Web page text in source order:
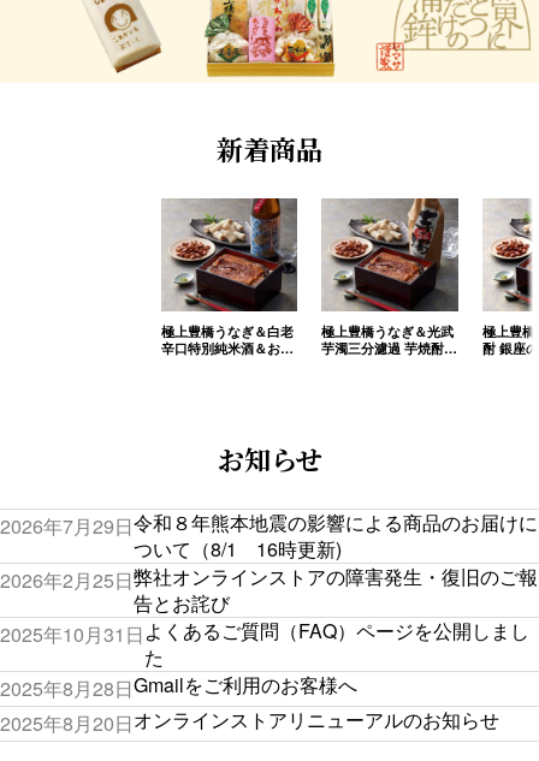
新着商品
極上豊橋うなぎ＆白老
辛口特別純米酒＆おつ
極上豊橋うなぎ＆光武
芋濁三分濾過 芋焼酎＆
極上豊
酎 銀座
お知らせ
2026年7月29日令和８年熊本地震の影響による商品のお届けに
ついて（8/1 16時更新)
2026年2月25日弊社オンラインストアの障害発生・復旧のご報
告とお詫び
2025年10月31日 よくあるご質問（FAQ）ページを公開しまし
た
2025年8月28日Gmailをご利用のお客様へ
2025年8月20日オンラインストアリニューアルのお知らせ